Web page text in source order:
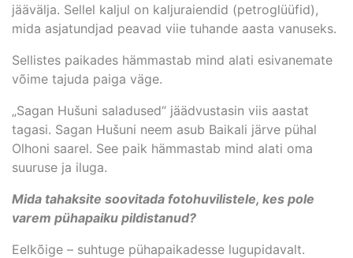
jäävälja. Sellel kaljul on kaljuraiendid (petroglüüfid),
mida asjatundjad peavad viie tuhande aasta vanuseks.
Sellistes paikades hämmastab mind alati esivanemate
võime tajuda paiga väge.
„Sagan Hušuni saladused“ jäädvustasin viis aastat
tagasi. Sagan Hušuni neem asub Baikali järve pühal
Olhoni saarel. See paik hämmastab mind alati oma
suuruse ja iluga.
Mida tahaksite soovitada fotohuvilistele, kes pole
varem pühapaiku pildistanud?
Eelkõige – suhtuge pühapaikadesse lugupidavalt.